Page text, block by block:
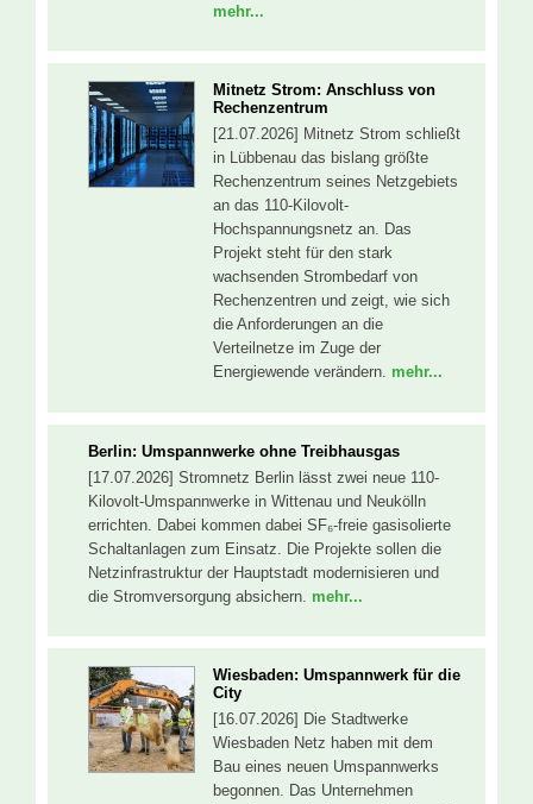
mehr...
Mitnetz Strom: Anschluss von
Rechenzentrum
[21.07.2026] Mitnetz Strom schließt
in Lübbenau das bislang größte
Rechenzentrum seines Netzgebiets
an das 110-Kilovolt-
Hochspannungsnetz an. Das
Projekt steht für den stark
wachsenden Strombedarf von
Rechenzentren und zeigt, wie sich
die Anforderungen an die
Verteilnetze im Zuge der
Energiewende verändern. mehr...
Berlin: Umspannwerke ohne Treibhausgas
[17.07.2026] Stromnetz Berlin lässt zwei neue 110-
Kilovolt-Umspannwerke in Wittenau und Neukölln
errichten. Dabei kommen dabei SF₆-freie gasisolierte
Schaltanlagen zum Einsatz. Die Projekte sollen die
Netzinfrastruktur der Hauptstadt modernisieren und
die Stromversorgung absichern. mehr...
Wiesbaden: Umspannwerk für die
City
[16.07.2026] Die Stadtwerke
Wiesbaden Netz haben mit dem
Bau eines neuen Umspannwerks
begonnen. Das Unternehmen